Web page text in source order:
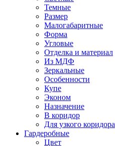
Темные
Размер
Малогабаритные
Форма
Угловые
Отделка и материал
Из МДФ
Зеркальные
Особенности
Купе
Эконом
Назначение
В коридор
Для узкого коридора
Гардеробные
Цвет